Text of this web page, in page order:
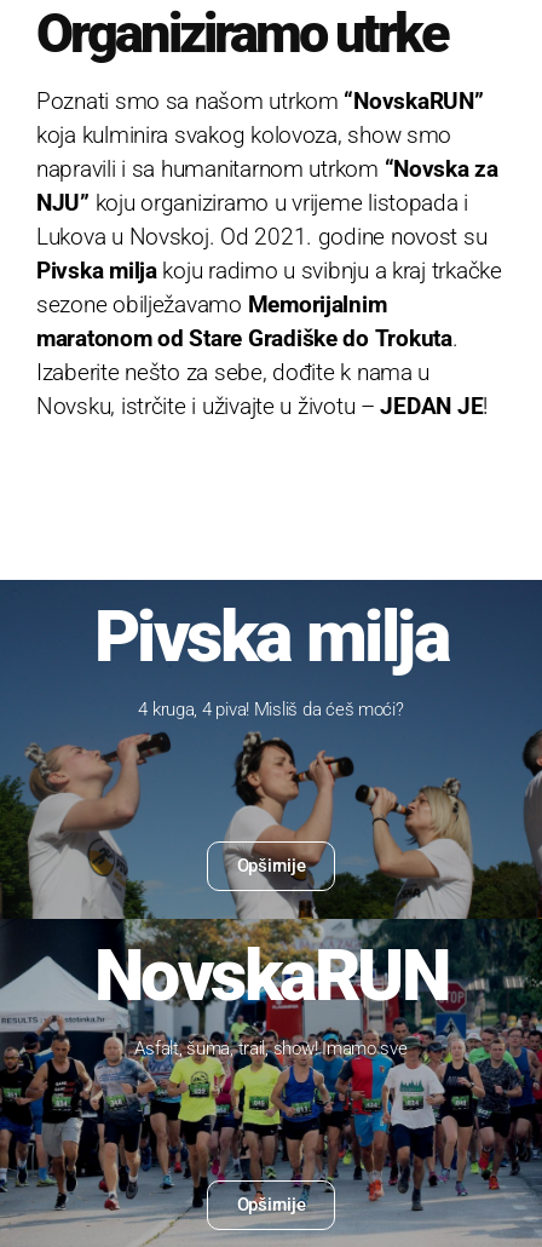
Organiziramo utrke
Poznati smo sa našom utrkom “NovskaRUN”
koja kulminira svakog kolovoza, show smo
napravili i sa humanitarnom utrkom “Novska za
NJU” koju organiziramo u vrijeme listopada i
Lukova u Novskoj. Od 2021. godine novost su
Pivska miljakoju radimo u svibnju a kraj trkačke
sezone obilježavamo Memorijalnim
maratonom od Stare Gradiške do Trokuta.
Izaberite nešto za sebe, dođite k nama u
Novsku, istrčite i uživajte u životu –JEDAN JE!
Pivska milja
4 kruga, 4 piva! Misliš da ćeš moći?
Opširnije
21.5.2022.
NovskaRUN
Asfalt, šuma, trail, show! Imamo sve
Opširnije